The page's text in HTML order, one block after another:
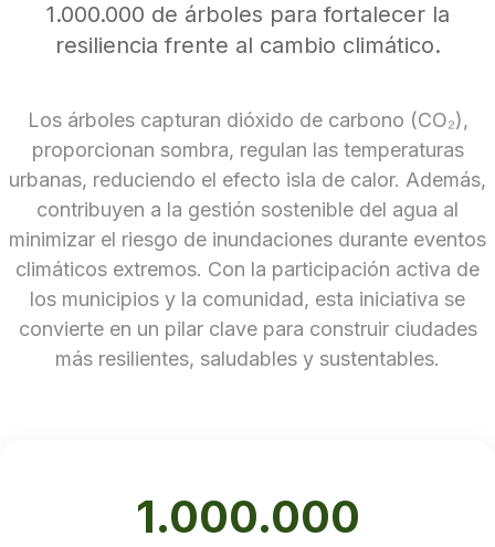
Arbolado
Residuos
Proyectos
Empleos Verdes Locales
Edificios Municipales Energéticamente
Sustentables
1.000.000 de árboles para fortalecer la
resiliencia frente al cambio climático.
Los árboles capturan dióxido de carbono (CO₂),
proporcionan sombra, regulan las temperaturas
urbanas, reduciendo el efecto isla de calor. Además,
contribuyen a la gestión sostenible del agua al
minimizar el riesgo de inundaciones durante eventos
climáticos extremos. Con la participación activa de
los municipios y la comunidad, esta iniciativa se
convierte en un pilar clave para construir ciudades
más resilientes, saludables y sustentables.
1.000.000